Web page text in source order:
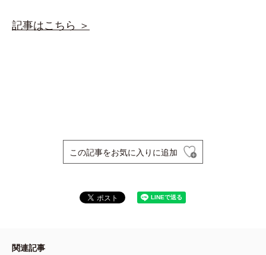
記事はこちら ＞
この記事をお気に入りに追加
関連記事